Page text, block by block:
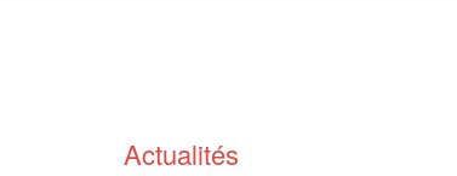
Actualités